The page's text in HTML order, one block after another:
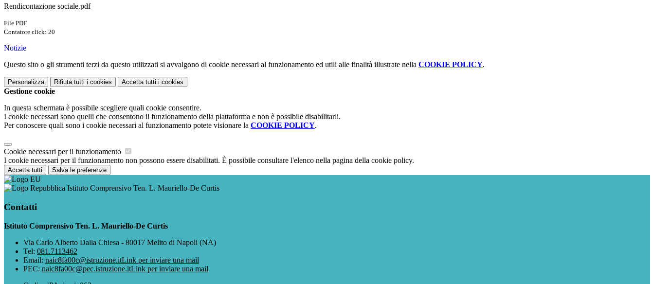
Rendicontazione sociale.pdf
File PDF
Contatore click: 20
Notizie
Questo sito o gli strumenti terzi da questo utilizzati si avvalgono di cookie necessari al funzionamento ed utili alle finalità illustrate nella COOKIE POLICY.
Personalizza Rifiuta tutti i cookies Accetta tutti i cookies
Gestione cookie
In questa schermata è possibile scegliere quali cookie consentire.
I cookie necessari sono quelli che consentono il funzionamento della piattaforma e non è possibile disabilitarli.
Per conoscere quali sono i cookie necessari al funzionamento potete visionare la COOKIE POLICY.
Cookie necessari per il funzionamento
I cookie necessari per il funzionamento non possono essere disabilitati. È possibile consultare l'elenco nella pagina della cookie policy.
Accetta tutti Salva le preferenze
Istituto Comprensivo Ten. L. Mauriello-De Curtis
Contatti
Istituto Comprensivo Ten. L. Mauriello-De Curtis
Via Carlo Alberto Dalla Chiesa - 80017 Melito di Napoli (NA)
Tel: 081.7113462
Email: naic8fa00c@istruzione.itLink per inviare una mail
PEC: naic8fa00c@pec.istruzione.itLink per inviare una mail